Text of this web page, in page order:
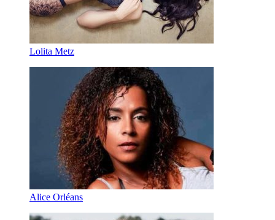
Lolita Metz
Alice Orléans